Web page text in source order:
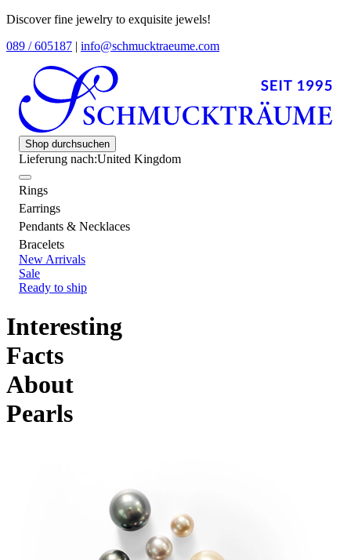
Discover fine jewelry to exquisite jewels!
089 / 605187 | info@schmucktraeume.com
Shop durchsuchen
Lieferung nach:United Kingdom
Rings
Earrings
Pendants & Necklaces
Bracelets
New Arrivals
Sale
Ready to ship
Interesting
Facts
About
Pearls